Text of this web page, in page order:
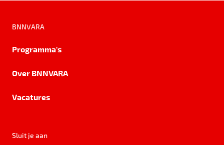
BNNVARA
Programma's
Over BNNVARA
Vacatures
Sluit je aan